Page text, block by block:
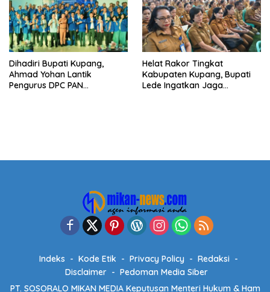
Dihadiri Bupati Kupang,
Ahmad Yohan Lantik
Pengurus DPC PAN
Helat Rakor Tingkat
Kabupaten Kupang, Bupati
Lede Ingatkan Jaga
Indeks Kode Etik Privacy Policy
Redaksi
Disclaimer
Pedoman Media Siber
PT. SOSORALO MIKAN MEDIA Keputusan Menteri Hukum & Ham